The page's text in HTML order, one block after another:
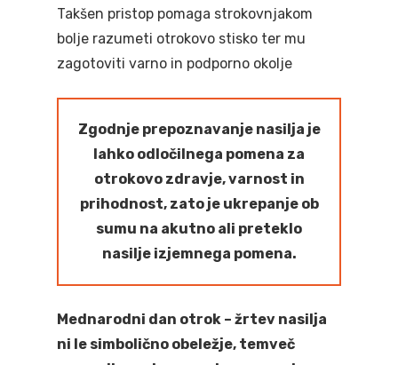
Takšen pristop pomaga strokovnjakom
bolje razumeti otrokovo stisko ter mu
zagotoviti varno in podporno okolje
Zgodnje prepoznavanje nasilja je
lahko odločilnega pomena za
otrokovo zdravje, varnost in
prihodnost, zato je ukrepanje ob
sumu na akutno ali preteklo
nasilje izjemnega pomena.
Mednarodni dan otrok – žrtev nasilja
ni le simbolično obeležje, temveč
Tvegana vedenja
Posebnosti in
nosečnosti
Koraki skozi
Nega in
dojenčkom
Skrb za zdravje
obremenjujoče
s posebnimi
Otrok s statusom
registriranega
Spletna
#tosemjaz
Video vsebine
starše
registriranega
aktivnosti
Seznam
zdravnikov šol
shqipe